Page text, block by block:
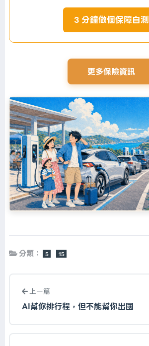
3 分鐘做個保障自測
更多保險資訊
分類： 5 15
上一篇
AI幫你排行程，但不能幫你出國